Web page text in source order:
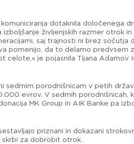
dotaknila določenega
življenjskih razmer otrok in
saj trajnosti ni brez sočutja
pomenijo, da to delamo predvsem
je pojasnila Tijana Adamov
sedmim porodnišnicam v petih
evrov. V sedmih porodnišnicah,
MK Group in AIK Banke pa
priznani in dokazani
za dobrobit otrok.